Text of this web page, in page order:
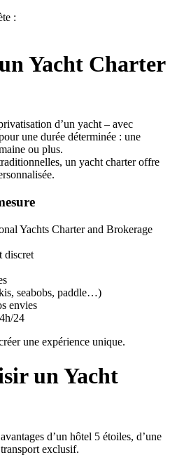
:
Yacht Charter
d’un yacht – avec
une durée déterminée : une
ou plus.
un yacht charter offre
Yachts Charter and Brokerage
discret
seabobs, paddle…)
envies
24
une expérience unique.
un Yacht
d’un hôtel 5 étoiles, d’une
exclusif.